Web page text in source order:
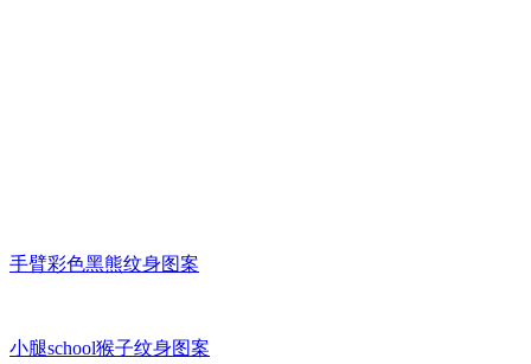
手臂彩色黑熊纹身图案
小腿school猴子纹身图案